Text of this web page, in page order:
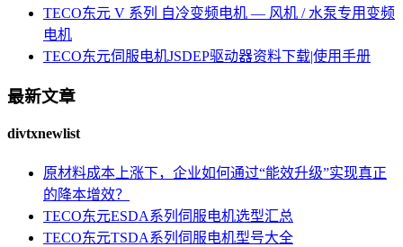
TECO东元 V 系列 自冷变频电机 — 风机 / 水泵专用变频
电机
TECO东元伺服电机JSDEP驱动器资料下载|使用手册
最新文章
divtxnewlist
原材料成本上涨下，企业如何通过“能效升级”实现真正
的降本增效？
TECO东元ESDA系列伺服电机选型汇总
TECO东元TSDA系列伺服电机型号大全